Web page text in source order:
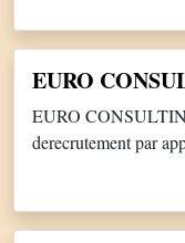
Commerciaux,
Télécoms, Tourisme
SYNTEC.
EURO
EURO
derecrutement par
de compétences –